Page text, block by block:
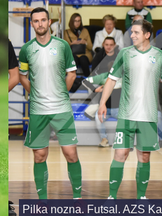
Pilka nozna. Futsal. AZS